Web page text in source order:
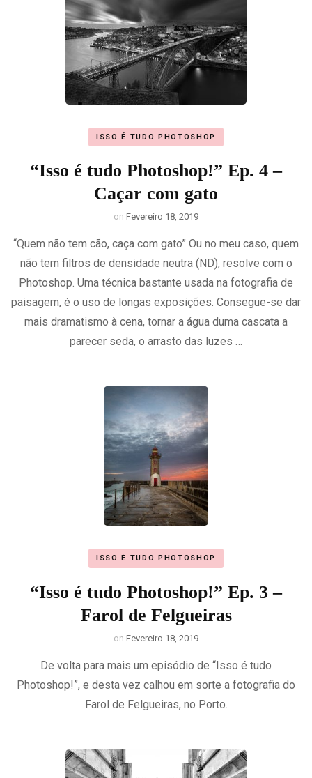
ISSO É TUDO PHOTOSHOP
“Isso é tudo Photoshop!” Ep. 4 –
Caçar com gato
on Fevereiro 18, 2019
“Quem não tem cão, caça com gato” Ou no meu caso, quem
não tem filtros de densidade neutra (ND), resolve com o
Photoshop. Uma técnica bastante usada na fotografia de
paisagem, é o uso de longas exposições. Consegue-se dar
mais dramatismo à cena, tornar a água duma cascata a
parecer seda, o arrasto das luzes …
ISSO É TUDO PHOTOSHOP
“Isso é tudo Photoshop!” Ep. 3 –
Farol de Felgueiras
on Fevereiro 18, 2019
De volta para mais um episódio de “Isso é tudo
Photoshop!”, e desta vez calhou em sorte a fotografia do
Farol de Felgueiras, no Porto.